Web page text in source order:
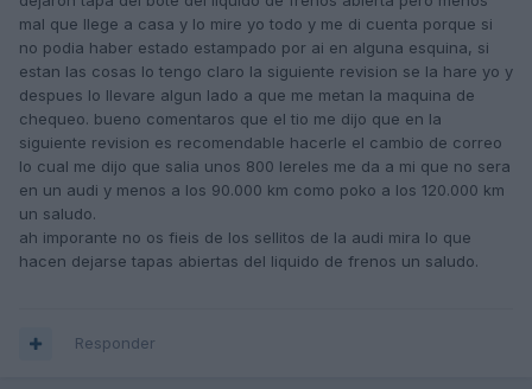
mal que llege a casa y lo mire yo todo y me di cuenta porque si
no podia haber estado estampado por ai en alguna esquina, si
estan las cosas lo tengo claro la siguiente revision se la hare yo y
despues lo llevare algun lado a que me metan la maquina de
chequeo. bueno comentaros que el tio me dijo que en la
siguiente revision es recomendable hacerle el cambio de correo
lo cual me dijo que salia unos 800 lereles me da a mi que no sera
en un audi y menos a los 90.000 km como poko a los 120.000 km
un saludo.
ah imporante no os fieis de los sellitos de la audi mira lo que
hacen dejarse tapas abiertas del liquido de frenos un saludo.
Responder